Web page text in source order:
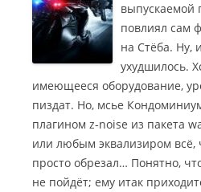
е
т
П
к
а
р
и
A
M
и
выпускаемой
повлиял сам
на Стёба. Ну,
ухудшилось.
имеющееся оборудование,
пиздат. Но, мсье
плагином z-noise из пакета
или любым эквализиром всё,
просто обрезал… Понятно,
не пойдёт; ему итак